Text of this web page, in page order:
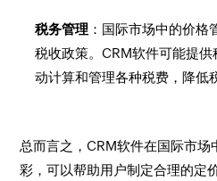
税务管理 ：国际市场中的价格
税收政策。CRM软件可能提
动计算和管理各种税费，降低
总而言之，CRM软件在国际市场
彩，可以帮助用户制定合理的定